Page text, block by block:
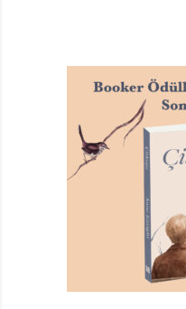
Bunca şey anlatırken,
kılacak ayrıntılar
çıkıyor. Tatlı sert
ergen jargonu, şakalar,
Yazar, ben buradayım
kurmacanın selamını
eğleniyor. Dizinin son
ileri götürüp kitap tavsiye
Ahmet Midhat’ın